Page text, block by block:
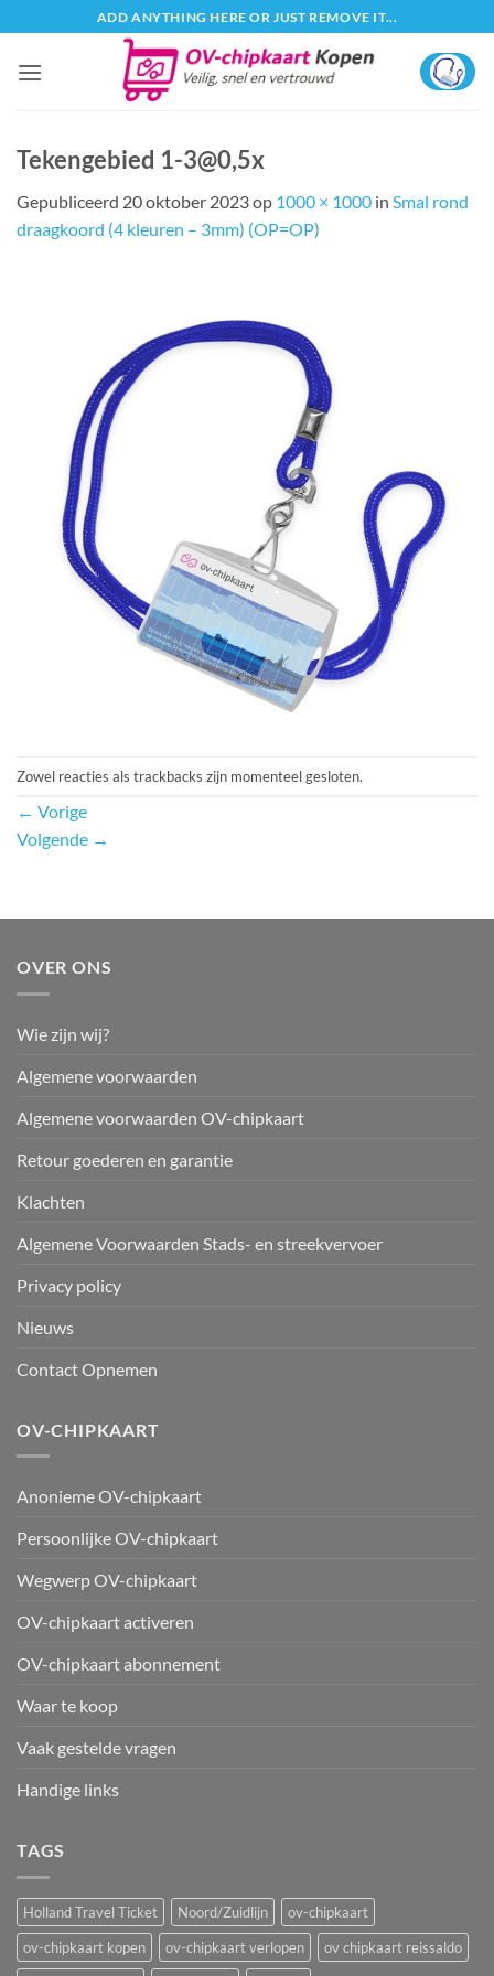
naar
inhoud
ADD ANYTHING HERE OR JUST REMOVE IT...
Tekengebied 1-3@0,5x
Gepubliceerd 20 oktober 2023op 1000 × 1000 in Smal rond
draagkoord (4 kleuren – 3mm) (OP=OP)
Zowel reacties als trackbacks zijn momenteel gesloten.
← Vorige
Volgende →
OVER ONS
Wie zijn wij?
Algemene voorwaarden
Algemene voorwaarden OV-chipkaart
Retour goederen en garantie
Klachten
Algemene Voorwaarden Stads- en streekvervoer
Privacy policy
Nieuws
Contact Opnemen
OV-CHIPKAART
Anonieme OV-chipkaart
Persoonlijke OV-chipkaart
Wegwerp OV-chipkaart
OV-chipkaart activeren
OV-chipkaart abonnement
Waar te koop
Vaak gestelde vragen
Handige links
TAGS
Holland Travel Ticket Noord/Zuidlijn
ov-chipkaart
ov-chipkaart kopen
ov-chipkaart verlopen
ov chipkaart reissaldo